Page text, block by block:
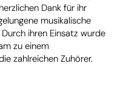
Dank für ihr
musikalische
ihren Einsatz wurde
zu einem
zahlreichen Zuhörer.